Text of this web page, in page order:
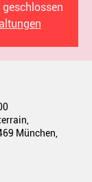
München,